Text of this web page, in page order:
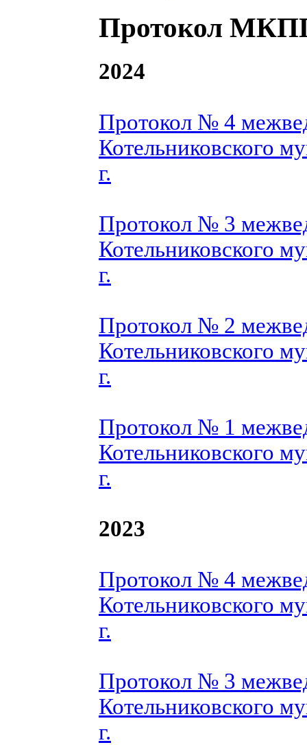
Протокол
2024
Протокол № 4
Котельниковского
г.
Протокол № 3
Котельниковского
г.
Протокол № 2
Котельниковского
г.
Протокол № 1
Котельниковского
г.
2023
Протокол № 4
Котельниковского
г.
Протокол № 3
Котельниковского
г.